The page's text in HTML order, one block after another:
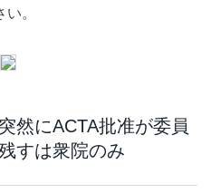
。
然にACTA批准が委員
すは衆院のみ